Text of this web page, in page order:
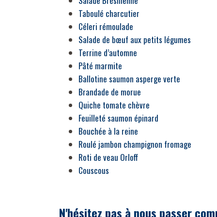
Taboulé charcutier
Céleri rémoulade
Salade de bœuf aux petits légumes
Terrine d’automne
Pâté marmite
Ballotine saumon asperge verte
Brandade de morue
Quiche tomate chèvre
Feuilleté saumon épinard
Bouchée à la reine
Roulé jambon champignon fromage
Roti de veau Orloff
Couscous
N'hésitez pas à nous passer